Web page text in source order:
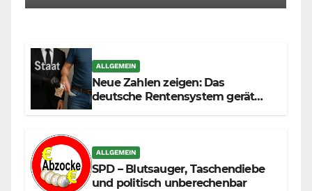
ALLGEMEIN
Neue Zahlen zeigen: Das
deutsche Rentensystem gerät
ALLGEMEIN
SPD – Blutsauger, Taschendiebe
und politisch unberechenbar